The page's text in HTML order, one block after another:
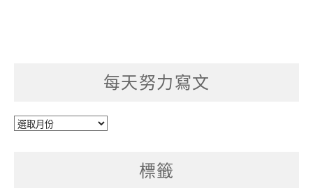
每天努力寫文
每
標籤